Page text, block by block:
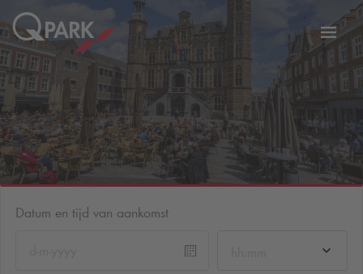
Datum en tijd van aankomst